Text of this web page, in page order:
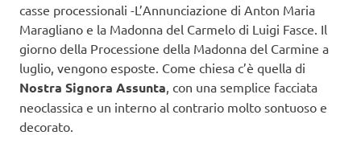
casse processionali -L’Annunciazione di Anton Maria
Maragliano e la Madonna del Carmelo di Luigi Fasce. Il
giorno della Processione della Madonna del Carmine a
luglio, vengono esposte. Come chiesa c’è quella di
Nostra Signora Assunta, con una semplice facciata
neoclassica e un interno al contrario molto sontuoso e
decorato.